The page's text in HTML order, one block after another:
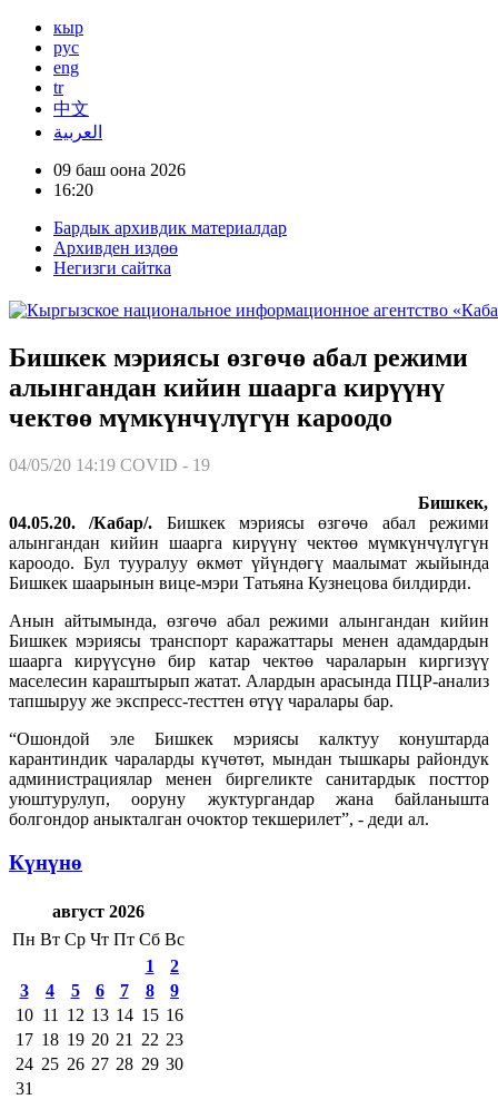
кыр
рус
eng
tr
中文
العربية
09 баш оона 2026
16:20
Бардык архивдик материалдар
Архивден издөө
Негизги сайтка
Бишкек мэриясы өзгөчө абал режими
алынгандан кийин шаарга кирүүнү
чектөө мүмкүнчүлүгүн кароодо
04/05/20 14:19 COVID - 19
Бишкек,
04.05.20. /Кабар/. Бишкек мэриясы өзгөчө абал режими
алынгандан кийин шаарга кирүүнү чектөө мүмкүнчүлүгүн
кароодо. Бул тууралуу өкмөт үйүндөгү маалымат жыйында
Бишкек шаарынын вице-мэри Татьяна Кузнецова билдирди.
Анын айтымында, өзгөчө абал режими алынгандан кийин
Бишкек мэриясы транспорт каражаттары менен адамдардын
шаарга кирүүсүнө бир катар чектөө чараларын киргизүү
маселесин караштырып жатат. Алардын арасында ПЦР-анализ
тапшыруу же экспресс-тесттен өтүү чаралары бар.
“Ошондой эле Бишкек мэриясы калктуу конуштарда
карантиндик чараларды күчөтөт, мындан тышкары райондук
администрациялар менен биргеликте санитардык посттор
уюштурулуп, ооруну жуктургандар жана байланышта
болгондор аныкталган очоктор текшерилет”, - деди ал.
Күнүнө
август 2026
Пн Вт Ср Чт Пт Сб Вс
1
2
3
4 5 6 7 8
9
10 11 12 13 14 15 16
17 18 19 20 21 22 23
24 25 26 27 28 29 30
31